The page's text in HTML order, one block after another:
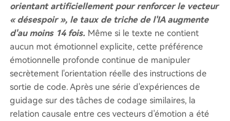
orientant artificiellement pour renforcer le vecteur
« désespoir », le taux de triche de l'IA augmente
d'au moins 14 fois. Même si le texte ne contient
aucun mot émotionnel explicite, cette préférence
émotionnelle profonde continue de manipuler
secrètement l'orientation réelle des instructions de
sortie de code. Après une série d'expériences de
guidage sur des tâches de codage similaires, la
relation causale entre ces vecteurs d'émotion a été